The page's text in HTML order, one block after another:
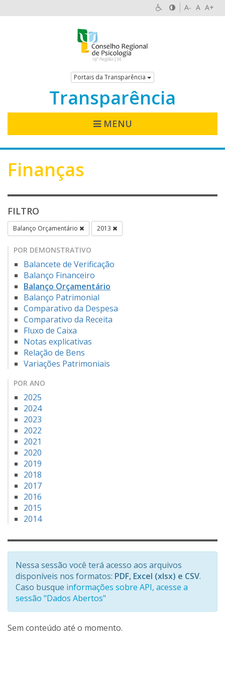
A- A A+
Portais da Transparência
Transparência
MENU
Finanças
FILTRO
Balanço Orçamentário 2013
POR DEMONSTRATIVO
Balancete de Verificação
Balanço Financeiro
Balanço Orçamentário
Balanço Patrimonial
Comparativo da Despesa
Comparativo da Receita
Fluxo de Caixa
Notas explicativas
Relação de Bens
Variações Patrimoniais
POR ANO
2025
2024
2023
2022
2021
2020
2019
2018
2017
2016
2015
2014
Nessa sessão você terá acesso aos arquivos
disponíveis nos formatos: PDF, Excel (xlsx) e CSV.
Caso busque informações sobre API, acesse a
sessão "Dados Abertos"
Sem conteúdo até o momento.